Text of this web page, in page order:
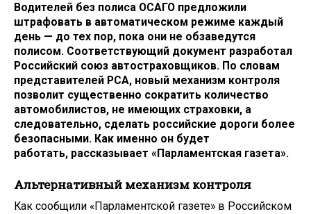
Водителей без полиса ОСАГО предложили
штрафовать в автоматическом режиме каждый
день — до тех пор, пока они не обзаведутся
полисом. Соответствующий документ разработал
Российский союз автостраховщиков. По словам
представителей РСА, новый механизм контроля
позволит существенно сократить количество
автомобилистов, не имеющих страховки, а
следовательно, сделать российские дороги более
безопасными. Как именно он будет
работать, рассказывает «Парламентская газета».
Альтернативный механизм контроля
Как сообщили «Парламентской газете» в Российском